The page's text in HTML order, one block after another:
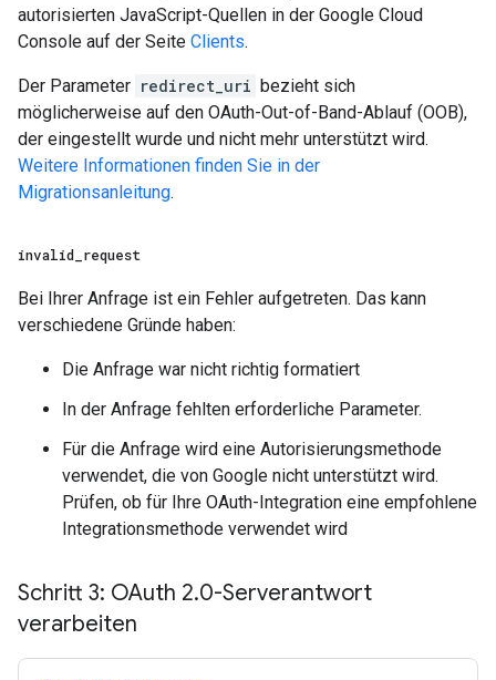
autorisierten JavaScript-Quellen in der Google Cloud
Console auf der Seite Clients.
Der Parameter redirect_uri bezieht sich
möglicherweise auf den OAuth-Out-of-Band-Ablauf (OOB),
der eingestellt wurde und nicht mehr unterstützt wird.
Weitere Informationen finden Sie in der
Migrationsanleitung.
invalid request
Bei Ihrer Anfrage ist ein Fehler aufgetreten. Das kann
verschiedene Gründe haben:
Die Anfrage war nicht richtig formatiert
In der Anfrage fehlten erforderliche Parameter.
Für die Anfrage wird eine Autorisierungsmethode
verwendet, die von Google nicht unterstützt wird.
Prüfen, ob für Ihre OAuth-Integration eine empfohlene
Integrationsmethode verwendet wird
Schritt 3: OAuth 2.0-Serverantwort
verarbeiten